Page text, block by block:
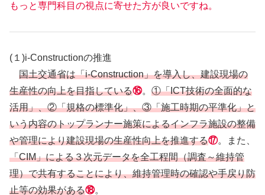
もっと専門科目の視点に寄せた方が良いですね。
(１)i-Constructionの推進
国土交通省は「i-Construction」を導入し、建設現場の
生産性の向上を目指している⑯。 ①「ICT技術の全面的な
活用」、②「規格の標準化」、③「施工時期の平準化」と
いう内容のトップランナー施策によるインフラ施設の整備
や管理により建設現場の生産性向上を推進する⑰。また、
「CIM」による３次元データを全工程間（調査～維持管
理）で共有することにより、維持管理時の確認や手戻り防
止等の効果がある⑱。